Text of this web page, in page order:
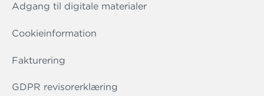
Adgang til digitale materialer
Cookieinformation
Fakturering
GDPR revisorerklæring